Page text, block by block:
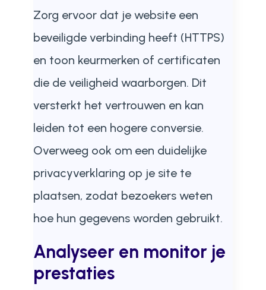
Zorg ervoor dat je website een
beveiligde verbinding heeft (HTTPS)
en toon keurmerken of certificaten
die de veiligheid waarborgen. Dit
versterkt het vertrouwen en kan
leiden tot een hogere conversie.
Overweeg ook om een duidelijke
privacyverklaring op je site te
plaatsen, zodat bezoekers weten
hoe hun gegevens worden gebruikt.
Analyseer en monitor je
prestaties